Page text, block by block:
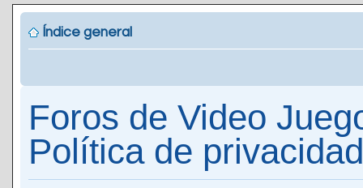
Índice general
Foros de Video
Política de privacidad